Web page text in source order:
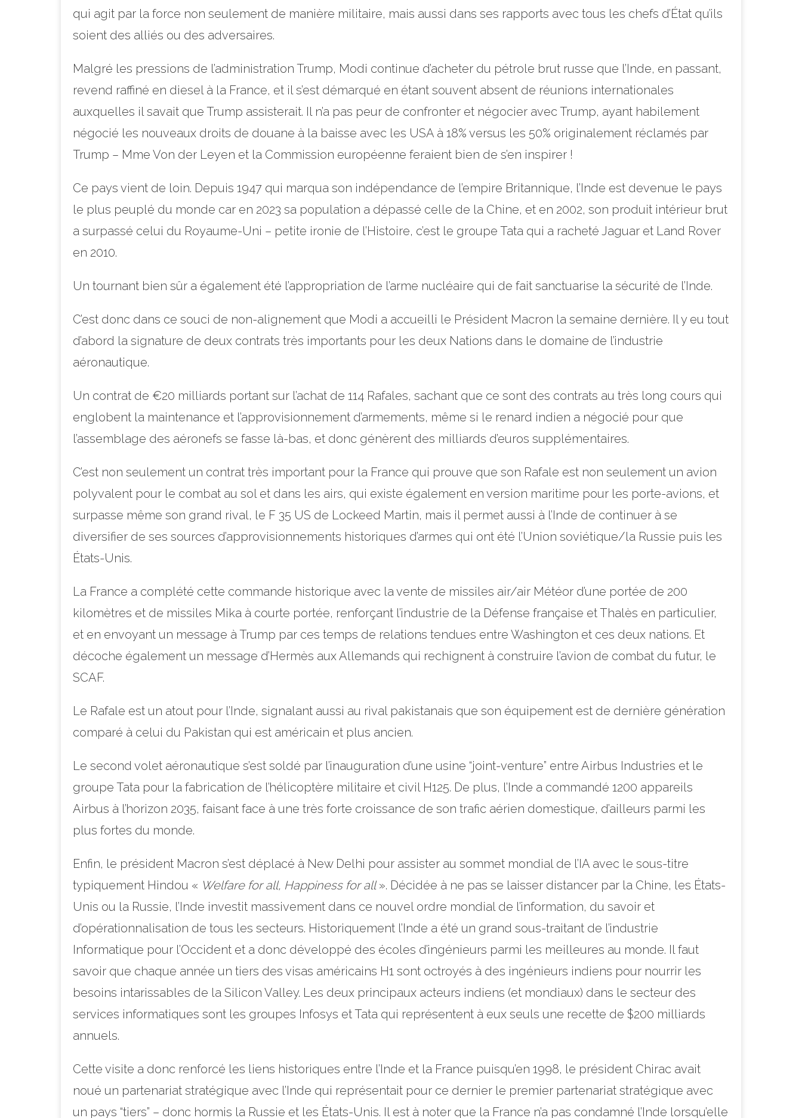
qui agit par la force non seulement de manière militaire, mais aussi dans ses rapports avec tous les chefs d’État qu’ils
soient des alliés ou des adversaires.
Malgré les pressions de l’administration Trump, Modi continue d’acheter du pétrole brut russe que l’Inde, en passant,
revend raffiné en diesel à la France, et il s’est démarqué en étant souvent absent de réunions internationales
auxquelles il savait que Trump assisterait. Il n’a pas peur de confronter et négocier avec Trump, ayant habilement
négocié les nouveaux droits de douane à la baisse avec les USA à 18% versus les 50% originalement réclamés par
Trump – Mme Von der Leyen et la Commission européenne feraient bien de s’en inspirer !
Ce pays vient de loin. Depuis 1947 qui marqua son indépendance de l’empire Britannique, l’Inde est devenue le pays
le plus peuplé du monde car en 2023 sa population a dépassé celle de la Chine, et en 2002, son produit intérieur brut
a surpassé celui du Royaume-Uni – petite ironie de l’Histoire, c’est le groupe Tata qui a racheté Jaguar et Land Rover
en 2010.
Un tournant bien sûr a également été l’appropriation de l’arme nucléaire qui de fait sanctuarise la sécurité de l’Inde.
C’est donc dans ce souci de non-alignement que Modi a accueilli le Président Macron la semaine dernière. Il y eu tout
d’abord la signature de deux contrats très importants pour les deux Nations dans le domaine de l’industrie
aéronautique.
Un contrat de €20 milliards portant sur l’achat de 114 Rafales, sachant que ce sont des contrats au très long cours qui
englobent la maintenance et l’approvisionnement d’armements, même si le renard indien a négocié pour que
l’assemblage des aéronefs se fasse là-bas, et donc génèrent des milliards d’euros supplémentaires.
C’est non seulement un contrat très important pour la France qui prouve que son Rafale est non seulement un avion
polyvalent pour le combat au sol et dans les airs, qui existe également en version maritime pour les porte-avions, et
surpasse même son grand rival, le F 35 US de Lockeed Martin, mais il permet aussi à l’Inde de continuer à se
diversifier de ses sources d’approvisionnements historiques d’armes qui ont été l’Union soviétique/la Russie puis les
États-Unis.
La France a complété cette commande historique avec la vente de missiles air/air Météor d’une portée de 200
kilomètres et de missiles Mika à courte portée, renforçant l’industrie de la Défense française et Thalès en particulier,
et en envoyant un message à Trump par ces temps de relations tendues entre Washington et ces deux nations. Et
décoche également un message d’Hermès aux Allemands qui rechignent à construire l’avion de combat du futur, le
SCAF.
Le Rafale est un atout pour l’Inde, signalant aussi au rival pakistanais que son équipement est de dernière génération
comparé à celui du Pakistan qui est américain et plus ancien.
Le second volet aéronautique s’est soldé par l’inauguration d’une usine “joint-venture” entre Airbus Industries et le
groupe Tata pour la fabrication de l’hélicoptère militaire et civil H125. De plus, l’Inde a commandé 1200 appareils
Airbus à l’horizon 2035, faisant face à une très forte croissance de son trafic aérien domestique, d’ailleurs parmi les
plus fortes du monde.
Enfin, le président Macron s’est déplacé à New Delhi pour assister au sommet mondial de l’IA avec le sous-titre
typiquement Hindou « Welfare for all, Happiness for all». Décidée à ne pas se laisser distancer par la Chine, les États-
Unis ou la Russie, l’Inde investit massivement dans ce nouvel ordre mondial de l’information, du savoir et
d’opérationnalisation de tous les secteurs. Historiquement l’Inde a été un grand sous-traitant de l’industrie
Informatique pour l’Occident et a donc développé des écoles d’ingénieurs parmi les meilleures au monde. Il faut
savoir que chaque année un tiers des visas américains H1 sont octroyés à des ingénieurs indiens pour nourrir les
besoins intarissables de la Silicon Valley. Les deux principaux acteurs indiens (et mondiaux) dans le secteur des
services informatiques sont les groupes Infosys et Tata qui représentent à eux seuls une recette de $200 milliards
annuels.
Cette visite a donc renforcé les liens historiques entre l’Inde et la France puisqu’en 1998, le président Chirac avait
noué un partenariat stratégique avec l’Inde qui représentait pour ce dernier le premier partenariat stratégique avec
un pays “tiers” – donc hormis la Russie et les États-Unis. Il est à noter que la France n’a pas condamné l’Inde lorsqu’elle